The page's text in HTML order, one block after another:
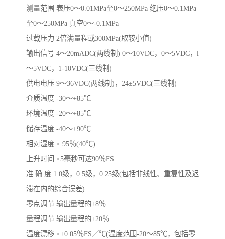
测量范围 表压0～0.01MPa至0～250MPa 绝压0～0.1MPa
至0～250MPa 真空0～-0.1MPa
过载压力 2倍满量程或300MPa(取较小值)
输出信号 4～20mADC(两线制) 0～10VDC，0～5VDC，l
～5VDC，1-10VDC(三线制)
供电电压 9～36VDC(两线制)，24±5VDC(三线制)
介质温度 -30～+85℃
环境温度 -20～+85℃
储存温度 -40～+90℃
相对湿度 ≤ 95％(40℃)
上升时间 ≤5毫秒可达90％FS
准 确 度 1.0级，0.5级，0.25级(包括非线性、重复性及迟
滞在内的综合误差)
零点调节 输出量程的±8％
量程调节 输出量程的±20％
温度漂移 ≤±0.05％FS／℃(温度范围-20～85℃，包括零